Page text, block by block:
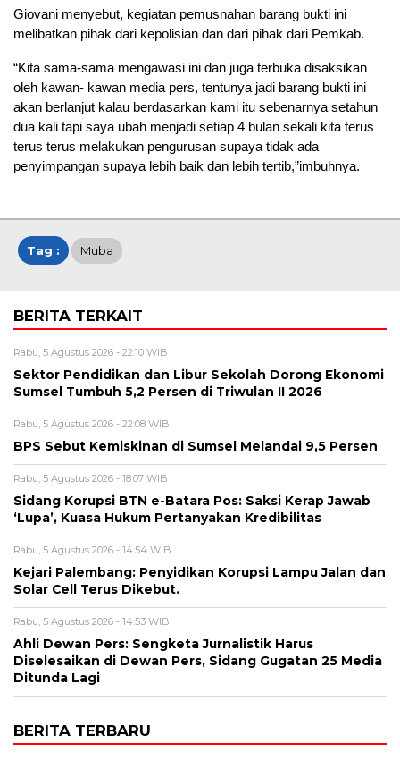
Giovani menyebut, kegiatan pemusnahan barang bukti ini
melibatkan pihak dari kepolisian dan dari pihak dari Pemkab.
“Kita sama-sama mengawasi ini dan juga terbuka disaksikan
oleh kawan- kawan media pers, tentunya jadi barang bukti ini
akan berlanjut kalau berdasarkan kami itu sebenarnya setahun
dua kali tapi saya ubah menjadi setiap 4 bulan sekali kita terus
terus terus melakukan pengurusan supaya tidak ada
penyimpangan supaya lebih baik dan lebih tertib,”imbuhnya.
Tag : Muba
BERITA TERKAIT
Rabu, 5 Agustus 2026 - 22:10 WIB
Sektor Pendidikan dan Libur Sekolah Dorong Ekonomi
Sumsel Tumbuh 5,2 Persen di Triwulan II 2026
Rabu, 5 Agustus 2026 - 22:08 WIB
BPS Sebut Kemiskinan di Sumsel Melandai 9,5 Persen
Rabu, 5 Agustus 2026 - 18:07 WIB
Sidang Korupsi BTN e-Batara Pos: Saksi Kerap Jawab
‘Lupa’, Kuasa Hukum Pertanyakan Kredibilitas
Rabu, 5 Agustus 2026 - 14:54 WIB
Kejari Palembang: Penyidikan Korupsi Lampu Jalan dan
Solar Cell Terus Dikebut.
Rabu, 5 Agustus 2026 - 14:53 WIB
Ahli Dewan Pers: Sengketa Jurnalistik Harus
Diselesaikan di Dewan Pers, Sidang Gugatan 25 Media
Ditunda Lagi
BERITA TERBARU